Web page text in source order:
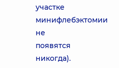
участке
минифлебэктомии
не
появятся
никогда).